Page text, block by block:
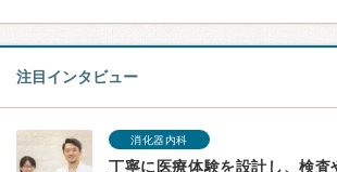
注目インタビュー
消化器内科
丁寧に医療体験を設計し、検査